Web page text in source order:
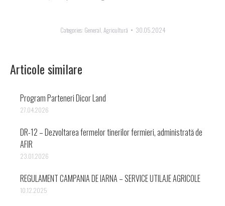
Categories: General Agricultură 30.05.2024
Articole similare
Program Parteneri Dicor Land
27.04.2026
DR-12 – Dezvoltarea fermelor tinerilor fermieri, administrată de
AFIR
23.01.2026
REGULAMENT CAMPANIA DE IARNA – SERVICE UTILAJE AGRICOLE
10.12.2025